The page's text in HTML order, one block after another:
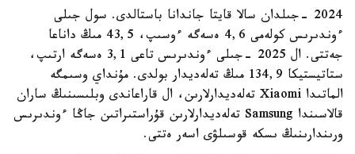
2024 -جىلدان سالا قايتا جاندانا باستالدى. سول جىلى
ءوندىرىس كولەمى 4,6 ەسەگە ءوسىپ، 43,5 مىڭ داناعا
جەتتى. ال 2025 -جىلى ءوندىرىس تاعى 3,1 ەسەگە ارتىپ،
ستاتيستيكا 134,9 مىڭ تەلەديدار بولدى. مۇنداي وسىمگە
الماتىدا Xiaomi تەلەديدارلارىن، ال قاراعاندى وبلىسىنىڭ ساران
قالاسىندا Samsung تەلەديدارلارىن قۇراستىراتىن جاڭا ءوندىرىس
ورىندارىنىڭ ىسكە قوسىلۋى اسەر ەتتى.